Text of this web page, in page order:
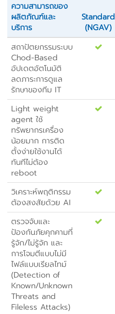
ความสามารถของ
ผลิตภัณฑ์และ
บริการ
Standard
(NGAV)
สถาปัตยกรรมระบบ
Chod-Based
อัปเดตอัตโนมัติ
ลดภาระการดูแล
รักษาของทีม IT
Light weight
agent ใช้
ทรัพยากรเครื่อง
น้อยมาก การติด
ตั้งง่ายใช้งานได้
ทันทีไม่ต้อง
reboot
วิเคราะห์พฤติกรรม
ต้องสงสัยด้วย AI
ตรวจจับและ
ป้องกันภัยคุกคามที่
รู้จัก/ไม่รู้จัก และ
การโจมตีแบบไม่มี
ไฟล์แบบเรียลไทม์
(Detection of
Known/Unknown
Threats and
Fileless Attacks)